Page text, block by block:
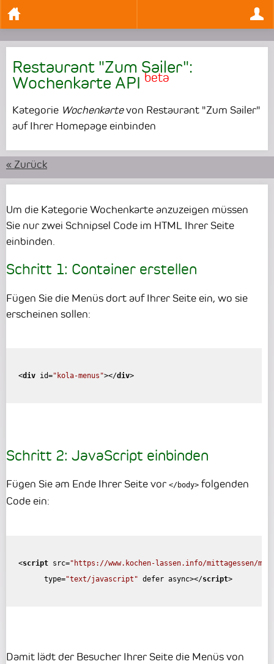
Restaurant "Zum Sailer":
Wochenkarte API beta
Kategorie Wochenkartevon Restaurant "Zum Sailer"
auf Ihrer Homepage einbinden
« Zurück
Um die Kategorie Wochenkarte anzuzeigen müssen
Sie nur zwei Schnipsel Code im HTML Ihrer Seite
einbinden.
Schritt 1: Container erstellen
Fügen Sie die Menüs dort auf Ihrer Seite ein, wo sie
erscheinen sollen:
<div id="kola-menus"></div>
Schritt 2: JavaScript einbinden
Fügen Sie am Ende Ihrer Seite vor </body> folgenden
Code ein:
<script src="https://www.kochen-lassen.info/mittagessen/
type="text/javascript" defer async></script>
Damit lädt der Besucher Ihrer Seite die Menüs von